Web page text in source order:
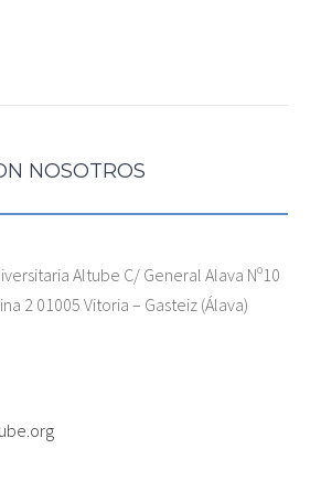
NOSOTROS
Altube C/ General Alava Nº10
2 01005 Vitoria – Gasteiz (Álava)